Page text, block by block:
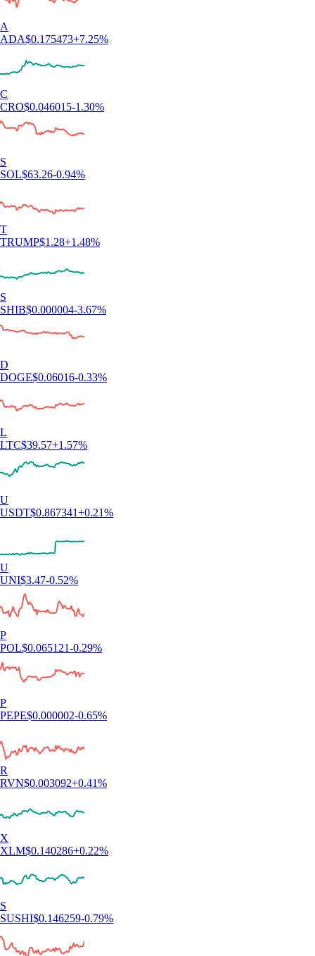
A
ADA$0.175473+7.25%
C
CRO$0.046015-1.30%
S
SOL$63.26-0.94%
T
TRUMP$1.28+1.48%
S
SHIB$0.000004-3.67%
D
DOGE$0.06016-0.33%
L
LTC$39.57+1.57%
U
USDT$0.867341+0.21%
U
UNI$3.47-0.52%
P
POL$0.065121-0.29%
P
PEPE$0.000002-0.65%
R
RVN$0.003092+0.41%
X
XLM$0.140286+0.22%
S
SUSHI$0.146259-0.79%